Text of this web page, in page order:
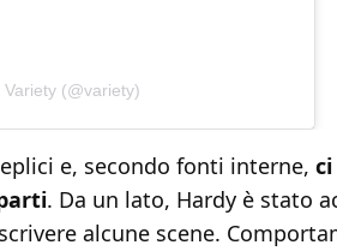
(@variety)
e, secondo fonti interne,
. Da un lato, Hardy è stato
alcune scene.